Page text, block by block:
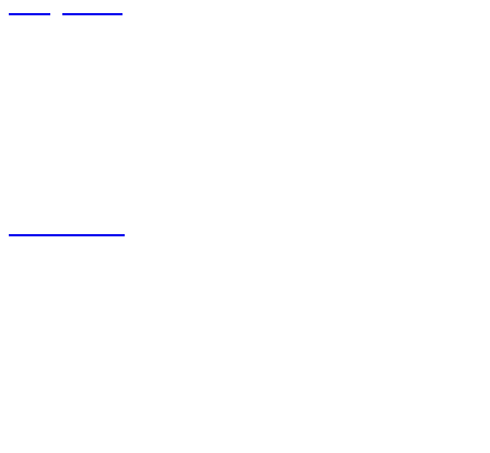
เปิดโชว์บ้าน